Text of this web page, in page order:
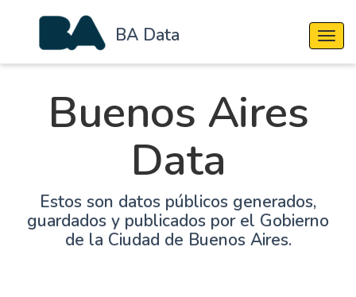
BA Data
Buenos Aires
Data
Estos son datos públicos generados,
guardados y publicados por el Gobierno
de la Ciudad de Buenos Aires.